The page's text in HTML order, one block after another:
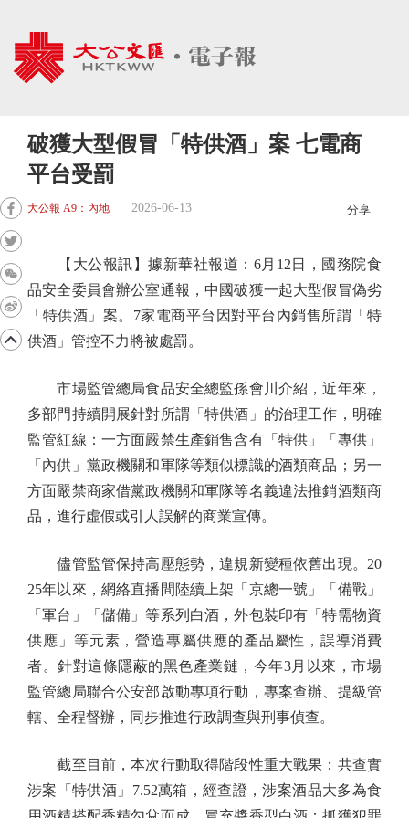
破獲大型假冒「特供酒」案 七電商
平台受罰
大公報 A9：內地 2026-06-13 分享
【大公報訊】據新華社報道：6月12日，國務院食
品安全委員會辦公室通報，中國破獲一起大型假冒偽劣
「特供酒」案。7家電商平台因對平台內銷售所謂「特
供酒」管控不力將被處罰。
市場監管總局食品安全總監孫會川介紹，近年來，
多部門持續開展針對所謂「特供酒」的治理工作，明確
監管紅線：一方面嚴禁生產銷售含有「特供」「專供」
「內供」黨政機關和軍隊等類似標識的酒類商品；另一
方面嚴禁商家借黨政機關和軍隊等名義違法推銷酒類商
品，進行虛假或引人誤解的商業宣傳。
儘管監管保持高壓態勢，違規新變種依舊出現。20
25年以來，網絡直播間陸續上架「京總一號」「備戰」
「軍台」「儲備」等系列白酒，外包裝印有「特需物資
供應」等元素，營造專屬供應的產品屬性，誤導消費
者。針對這條隱蔽的黑色產業鏈，今年3月以來，市場
監管總局聯合公安部啟動專項行動，專案查辦、提級管
轄、全程督辦，同步推進行政調查與刑事偵查。
截至目前，本次行動取得階段性重大戰果：共查實
涉案「特供酒」7.52萬箱，經查證，涉案酒品大多為食